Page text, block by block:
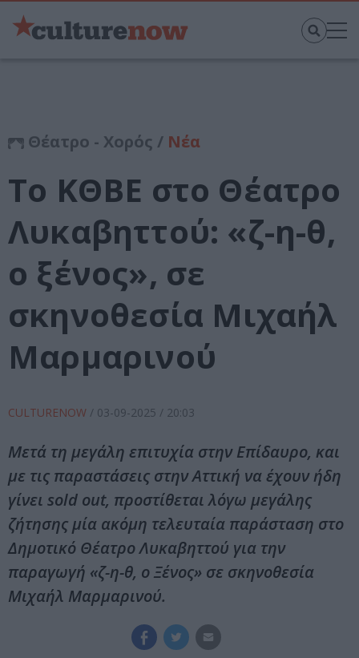
Θέατρο - Χορός / Νέα
Το ΚΘΒΕ στο Θέατρο
Λυκαβηττού: «ζ-η-θ,
ο ξένος», σε
σκηνοθεσία Μιχαήλ
Μαρμαρινού
CULTURENOW / 03-09-2025 / 20:03
Μετά τη μεγάλη επιτυχία στην Επίδαυρο, και
με τις παραστάσεις στην Αττική να έχουν ήδη
γίνει sold out, προστίθεται λόγω μεγάλης
ζήτησης μία ακόμη τελευταία παράσταση στο
Δημοτικό Θέατρο Λυκαβηττού για την
παραγωγή «ζ-η-θ, ο Ξένος» σε σκηνοθεσία
Μιχαήλ Μαρμαρινού.